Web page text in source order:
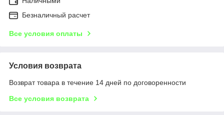
Безналичный расчет
Все условия оплаты
Условия возврата
Возврат товара в течение 14 дней по договоренности
Все условия возврата